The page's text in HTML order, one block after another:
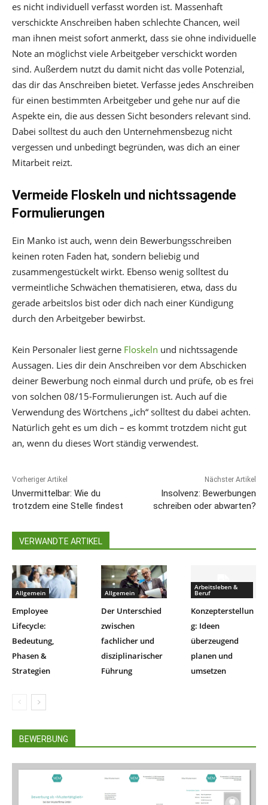
es nicht individuell verfasst worden ist. Massenhaft
verschickte Anschreiben haben schlechte Chancen, weil
man ihnen meist sofort anmerkt, dass sie ohne individuelle
Note an möglichst viele Arbeitgeber verschickt worden
sind. Außerdem nutzt du damit nicht das volle Potenzial,
das dir das Anschreiben bietet. Verfasse jedes Anschreiben
für einen bestimmten Arbeitgeber und gehe nur auf die
Aspekte ein, die aus dessen Sicht besonders relevant sind.
Dabei solltest du auch den Unternehmensbezug nicht
vergessen und unbedingt begründen, was dich an einer
Mitarbeit reizt.
Vermeide Floskeln und nichtssagende
Formulierungen
Ein Manko ist auch, wenn dein Bewerbungsschreiben
keinen roten Faden hat, sondern beliebig und
zusammengestückelt wirkt. Ebenso wenig solltest du
vermeintliche Schwächen thematisieren, etwa, dass du
gerade arbeitslos bist oder dich nach einer Kündigung
durch den Arbeitgeber bewirbst.
Kein Personaler liest gerne Floskeln und nichtssagende
Aussagen. Lies dir dein Anschreiben vor dem Abschicken
deiner Bewerbung noch einmal durch und prüfe, ob es frei
von solchen 08/15-Formulierungen ist. Auch auf die
Verwendung des Wörtchens „ich“ solltest du dabei achten.
Natürlich geht es um dich – es kommt trotzdem nicht gut
an, wenn du dieses Wort ständig verwendest.
Vorheriger Artikel
Unvermittelbar: Wie du
trotzdem eine Stelle findest
Nächster Artikel
Insolvenz: Bewerbungen
schreiben oder abwarten?
VERWANDTE ARTIKEL
Allgemein
Employee
Lifecycle:
Bedeutung,
Phasen &
Strategien
Allgemein
Der Unterschied
zwischen
fachlicher und
disziplinarischer
Führung
Arbeitsleben &
Beruf
Konzepterstellun
g: Ideen
überzeugend
planen und
umsetzen
BEWERBUNG